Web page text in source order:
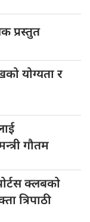
प्रस्तुत
योग्यता र
गौतम
क्लबको
त्रिपाठी